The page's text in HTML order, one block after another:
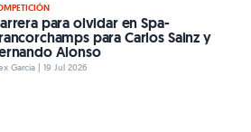
para olvidar en Spa-
para Carlos Sainz y
Alonso
Garcia | 19 Jul 2026